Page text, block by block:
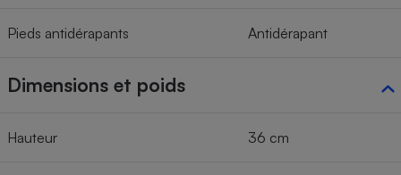
Pieds antidérapants Antidérapant
Dimensions et poids
Hauteur 36 cm